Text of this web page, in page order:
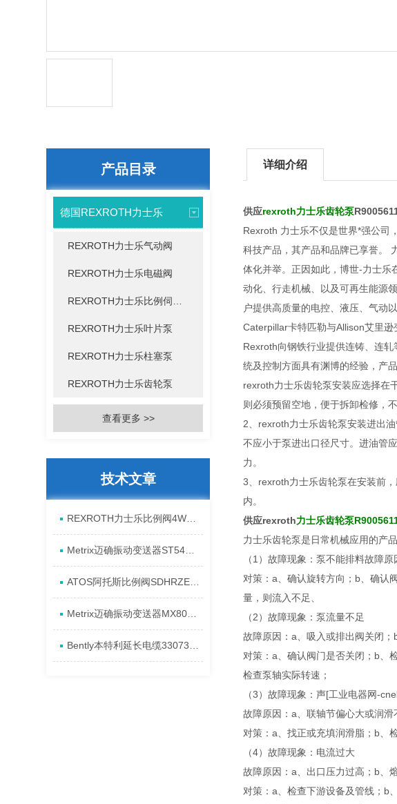
产品目录
德国REXROTH力士乐
REXROTH力士乐气动阀
REXROTH力士乐电磁阀
REXROTH力士乐叶片泵
REXROTH力士乐柱塞泵
REXROTH力士乐齿轮泵
查看更多 >>
技术文章
详细介绍
供应rexroth力士乐齿轮泵
Rexroth 力士乐不仅是世界*强公司
科技产品，其产品和品牌已享誉。
体化并举。正因如此，博世-力士乐
动化、行走机械、以及可再生能源
户提供高质量的电控、液压、气动
Caterpillar卡特匹勒与Allison艾里
Rexroth向钢铁行业提供连铸、连
统及控制方面具有渊博的经验，产
rexroth力士乐齿轮泵安装应选择在
则必须预留空地，便于拆卸检修，
2、rexroth力士乐齿轮泵安装进出
不应小于泵进出口径尺寸。进油管
力。
3、rexroth力士乐齿轮泵在安装前
内。
供应rexroth力士乐齿轮泵
力士乐齿轮泵是日常机械应用的产
（1）故障现象：泵不能排料故障
对策：a、确认旋转方向；b、确认
量，则流入不足、
（2）故障现象：泵流量不足
故障原因：a、吸入或排出阀关闭
对策：a、确认阀门是否关闭；b、
检查泵轴实际转速；
（3）故障现象：声[工业电器网-
故障原因：a、联轴节偏心大或润
对策：a、找正或充填润滑脂；b、
（4）故障现象：电流过大
故障原因：a、出口压力过高；b、
对策：a、检查下游设备及管线；b